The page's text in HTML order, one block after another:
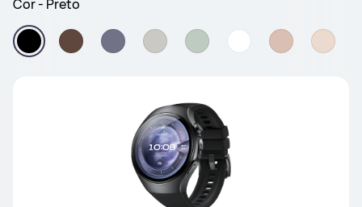
Cor - Preto